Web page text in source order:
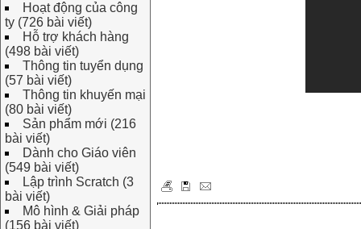
Hoạt động của công
ty (726 bài viết)
Hỗ trợ khách hàng
(498 bài viết)
Thông tin tuyển dụng
(57 bài viết)
Thông tin khuyến mại
(80 bài viết)
Sản phẩm mới (216
bài viết)
Dành cho Giáo viên
(549 bài viết)
Lập trình Scratch (3
bài viết)
Mô hình & Giải pháp
(156 bài viết)